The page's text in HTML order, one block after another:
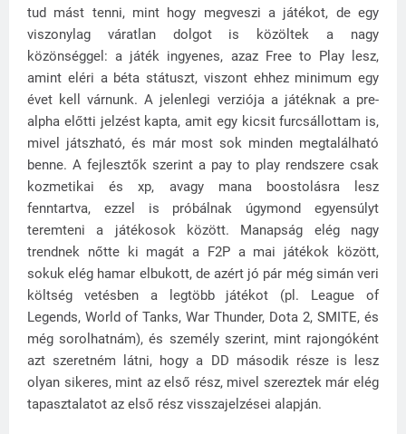
tud mást tenni, mint hogy megveszi a játékot, de egy
viszonylag váratlan dolgot is közöltek a nagy
közönséggel: a játék ingyenes, azaz Free to Play lesz,
amint eléri a béta státuszt, viszont ehhez minimum egy
évet kell várnunk. A jelenlegi verziója a játéknak a pre-
alpha előtti jelzést kapta, amit egy kicsit furcsállottam is,
mivel játszható, és már most sok minden megtalálható
benne. A fejlesztők szerint a pay to play rendszere csak
kozmetikai és xp, avagy mana boostolásra lesz
fenntartva, ezzel is próbálnak úgymond egyensúlyt
teremteni a játékosok között. Manapság elég nagy
trendnek nőtte ki magát a F2P a mai játékok között,
sokuk elég hamar elbukott, de azért jó pár még simán veri
költség vetésben a legtöbb játékot (pl. League of
Legends, World of Tanks, War Thunder, Dota 2, SMITE, és
még sorolhatnám), és személy szerint, mint rajongóként
azt szeretném látni, hogy a DD második része is lesz
olyan sikeres, mint az első rész, mivel szereztek már elég
tapasztalatot az első rész visszajelzései alapján.